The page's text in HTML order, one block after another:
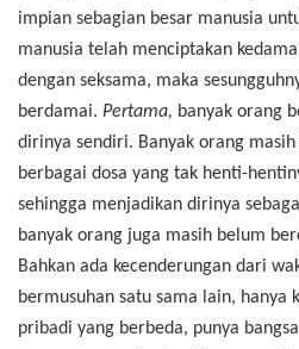
impian sebagian besar manusia
manusia telah menciptakan
dengan seksama, maka
berdamai. Pertama, banyak orang
dirinya sendiri. Banyak orang
berbagai dosa yang tak henti-
sehingga menjadikan dirinya
banyak orang juga masih belum
Bahkan ada kecenderungan dari
bermusuhan satu sama lain, hanya
pribadi yang berbeda, punya